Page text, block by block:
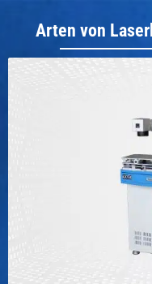
Arten von